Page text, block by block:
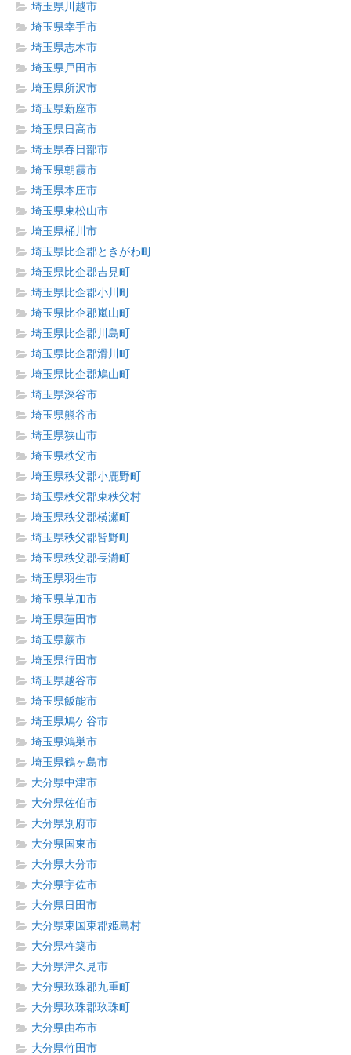
埼玉県川越市
埼玉県幸手市
埼玉県志木市
埼玉県戸田市
埼玉県所沢市
埼玉県新座市
埼玉県日高市
埼玉県春日部市
埼玉県朝霞市
埼玉県本庄市
埼玉県東松山市
埼玉県桶川市
埼玉県比企郡ときがわ町
埼玉県比企郡吉見町
埼玉県比企郡小川町
埼玉県比企郡嵐山町
埼玉県比企郡川島町
埼玉県比企郡滑川町
埼玉県比企郡鳩山町
埼玉県深谷市
埼玉県熊谷市
埼玉県狭山市
埼玉県秩父市
埼玉県秩父郡小鹿野町
埼玉県秩父郡東秩父村
埼玉県秩父郡横瀬町
埼玉県秩父郡皆野町
埼玉県秩父郡長瀞町
埼玉県羽生市
埼玉県草加市
埼玉県蓮田市
埼玉県蕨市
埼玉県行田市
埼玉県越谷市
埼玉県飯能市
埼玉県鳩ケ谷市
埼玉県鴻巣市
埼玉県鶴ヶ島市
大分県中津市
大分県佐伯市
大分県別府市
大分県国東市
大分県大分市
大分県宇佐市
大分県日田市
大分県東国東郡姫島村
大分県杵築市
大分県津久見市
大分県玖珠郡九重町
大分県玖珠郡玖珠町
大分県由布市
大分県竹田市